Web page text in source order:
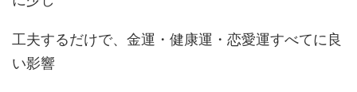
工夫するだけで、金運・健康運・恋愛運すべてに良
い影響